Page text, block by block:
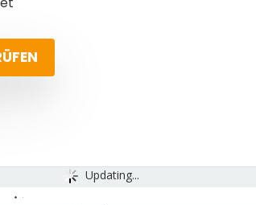
Updating...